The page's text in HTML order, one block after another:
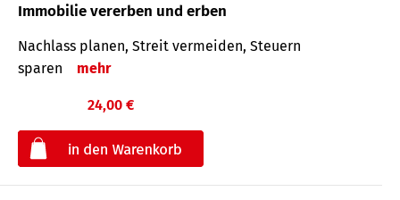
Immobilie vererben und erben
Nachlass planen, Streit vermeiden, Steuern
sparen
mehr
24,00 €